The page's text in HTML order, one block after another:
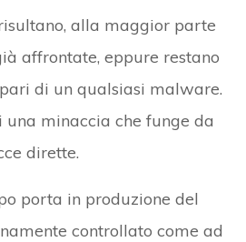
alla maggior parte
affrontate, eppure restano
di un qualsiasi malware.
una minaccia che funge da
dirette.
porta in produzione del
controllato come ad